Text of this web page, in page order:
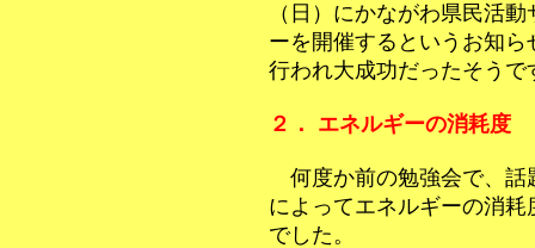
（日）にかながわ県民活
ーを開催するというお知
行われ大成功だったそうで
２． エネルギーの消耗度
何度か前の勉強会で、話
によってエネルギーの消
でした。